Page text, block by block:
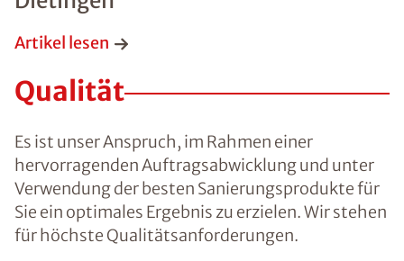
Artikel lesen
Qualität
Es ist unser Anspruch, im Rahmen einer
hervorragenden Auftragsabwicklung und unter
Verwendung der besten Sanierungsprodukte für
Sie ein optimales Ergebnis zu erzielen. Wir stehen
für höchste Qualitätsanforderungen.